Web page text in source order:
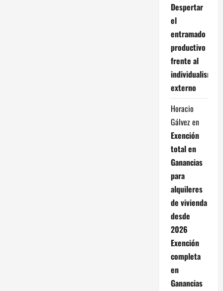
Despertar
el
entramado
productivo
frente al
individualismo
externo
Horacio
Gálvezen
Exención
total en
Ganancias
para
alquileres
de vivienda
desde
2026
Exención
completa
en
Ganancias